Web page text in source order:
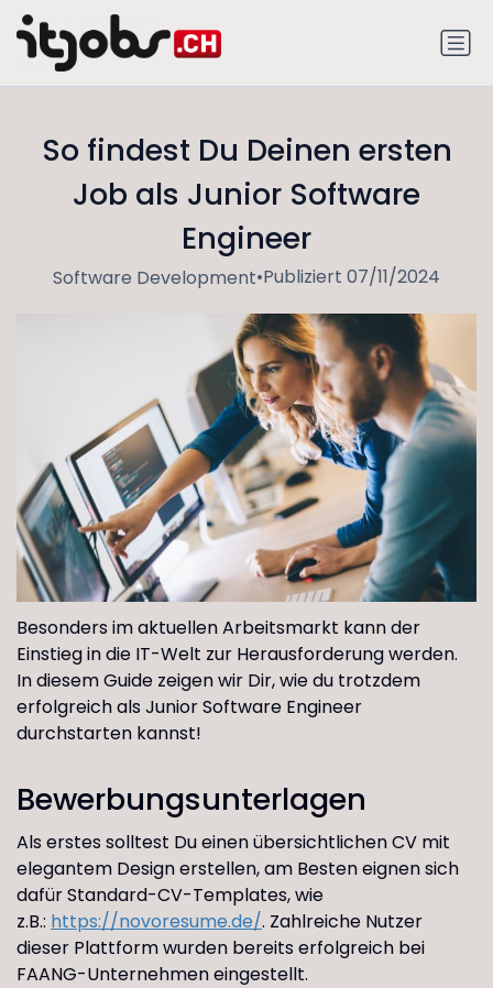
So findest Du Deinen ersten
Job als Junior Software
Engineer
Software Development•Publiziert 07/11/2024
Besonders im aktuellen Arbeitsmarkt kann der
Einstieg in die IT-Welt zur Herausforderung werden.
In diesem Guide zeigen wir Dir, wie du trotzdem
erfolgreich als Junior Software Engineer
durchstarten kannst!
Bewerbungsunterlagen
Als erstes solltest Du einen übersichtlichen CV mit
elegantem Design erstellen, am Besten eignen sich
dafür Standard-CV-Templates, wie
z.B.: https://novoresume.de/. Zahlreiche Nutzer
dieser Plattform wurden bereits erfolgreich bei
FAANG-Unternehmen eingestellt.